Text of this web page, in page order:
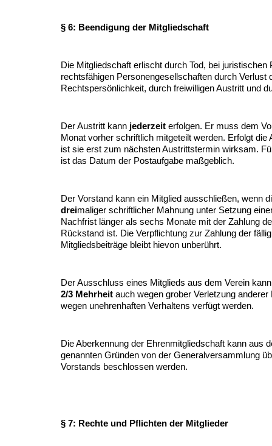
§ 6: Beendigung der Mitgliedschaft
Die Mitgliedschaft erlischt durch Tod, bei juristischen
rechtsfähigen Personengesellschaften durch Verlust
Rechtspersönlichkeit, durch freiwilligen Austritt und
Der Austritt kann jederzeit erfolgen. Er muss dem
Monat vorher schriftlich mitgeteilt werden. Erfolgt die
ist sie erst zum nächsten Austrittstermin wirksam.
ist das Datum der Postaufgabe maßgeblich.
Der Vorstand kann ein Mitglied ausschließen, wenn
dreimaliger schriftlicher Mahnung unter Setzung
Nachfrist länger als sechs Monate mit der Zahlung
Rückstand ist. Die Verpflichtung zur Zahlung der
Mitgliedsbeiträge bleibt hievon unberührt.
Der Ausschluss eines Mitglieds aus dem Verein
2/3 Mehrheit auch wegen grober Verletzung anderer
wegen unehrenhaften Verhaltens verfügt werden.
Die Aberkennung der Ehrenmitgliedschaft kann aus
genannten Gründen von der Generalversammlung
Vorstands beschlossen werden.
§ 7: Rechte und Pflichten der Mitglieder